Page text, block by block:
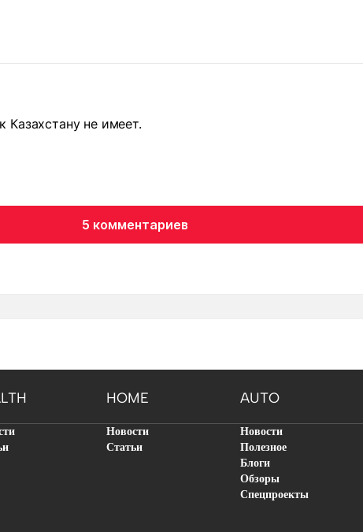
Казахстану не имеет.
5 комментариев
HOME AUTO
Новости
Статьи
Новости
Полезное
Блоги
Обзоры
Спецпроекты